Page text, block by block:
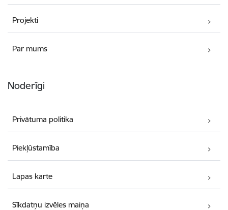
Projekti
Par mums
Noderīgi
Privātuma politika
Piekļūstamība
Lapas karte
Sīkdatņu izvēles maiņa